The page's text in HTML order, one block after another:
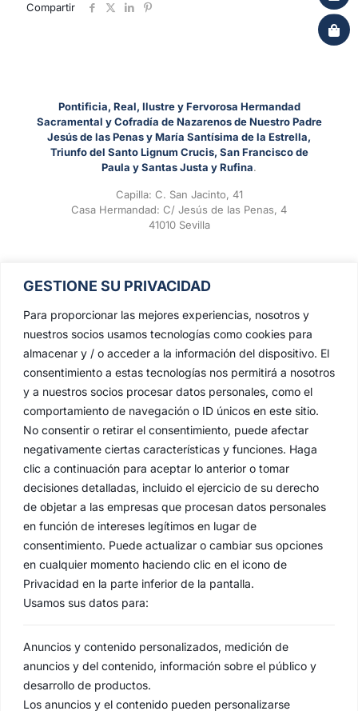
GESTIONE SU PRIVACIDAD
Para proporcionar las mejores experiencias, nosotros y
nuestros socios usamos tecnologías como cookies para
almacenar y / o acceder a la información del dispositivo. El
consentimiento a estas tecnologías nos permitirá a nosotros
y a nuestros socios procesar datos personales, como el
comportamiento de navegación o ID únicos en este sitio.
No consentir o retirar el consentimiento, puede afectar
negativamente ciertas características y funciones. Haga
clic a continuación para aceptar lo anterior o tomar
decisiones detalladas, incluido el ejercicio de su derecho
de objetar a las empresas que procesan datos personales
en función de intereses legítimos en lugar de
consentimiento. Puede actualizar o cambiar sus opciones
en cualquier momento haciendo clic en el icono de
Privacidad en la parte inferior de la pantalla.
Usamos sus datos para:
Anuncios y contenido personalizados, medición de
anuncios y del contenido, información sobre el público y
desarrollo de productos.
Los anuncios y el contenido pueden personalizarse
Compartir
Pontificia, Real, Ilustre y Fervorosa Hermandad
Sacramental y Cofradía de Nazarenos de Nuestro Padre
Jesús de las Penas y María Santísima de la Estrella,
Triunfo del Santo Lignum Crucis, San Francisco de
Paula y Santas Justa y Rufina.
Capilla: C. San Jacinto, 41
Casa Hermandad: C/ Jesús de las Penas, 4
41010 Sevilla